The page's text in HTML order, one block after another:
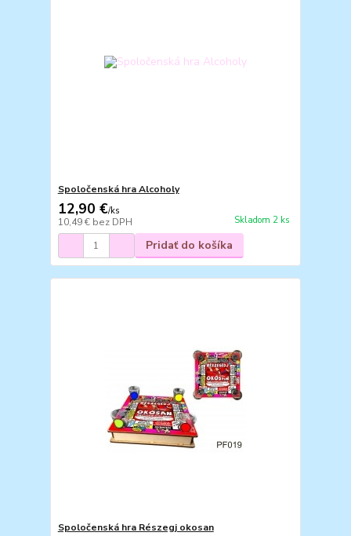
Spoločenská hra Alcoholy
12,90 €/ks
10,49 € bez DPH Skladom 2 ks
Pridať do košíka
Spoločenská hra Részegj okosan